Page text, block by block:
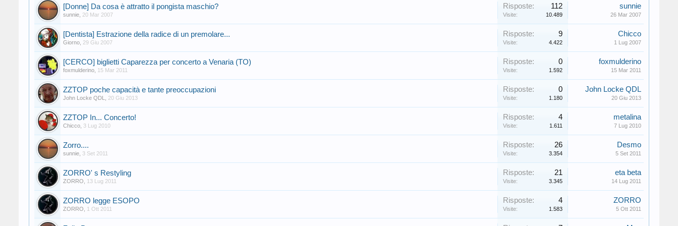
[Donne] Da cosa è attratto il pongista maschio?
sunnie 20 Mar 2007
Risposte: 112
Visite: 10.489
sunnie
26 Mar 2007
[Dentista] Estrazione della radice di un premolare...
Giorno 29 Giu 2007
Risposte: 9
Visite: 4.422
Chicco
1 Lug 2007
[CERCO] biglietti Caparezza per concerto a Venaria (TO)
foxmulderino 15 Mar 2011
Risposte: 0
Visite: 1.592
foxmulderino
15 Mar 2011
ZZTOP poche capacità e tante preoccupazioni
John Locke QDL 20 Giu 2013
Risposte: 0
Visite: 1.180
John Locke QDL
20 Giu 2013
ZZTOP In... Concerto!
Chicco 3 Lug 2010
Risposte: 4
Visite: 1.611
metalina
7 Lug 2010
Zorro....
sunnie 3 Set 2011
Risposte: 26
Visite: 3.354
Desmo
5 Set 2011
ZORRO' s Restyling
ZORRO 13 Lug 2011
Risposte: 21
Visite: 3.345
eta beta
14 Lug 2011
ZORRO legge ESOPO
ZORRO 1 Ott 2011
Risposte: 4
Visite: 1.583
ZORRO
5 Ott 2011